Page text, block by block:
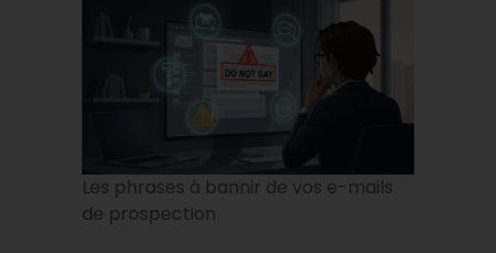
Les phrases à bannir de vos e-mails
de prospection